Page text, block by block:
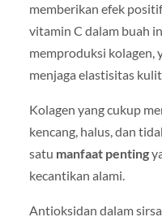
memberikan efek
vitamin C dalam buah
memproduksi kolagen,
menjaga elastisitas
Kolagen yang cukup
kencang, halus, dan
satu manfaat penting
kecantikan alami.
Antioksidan dalam